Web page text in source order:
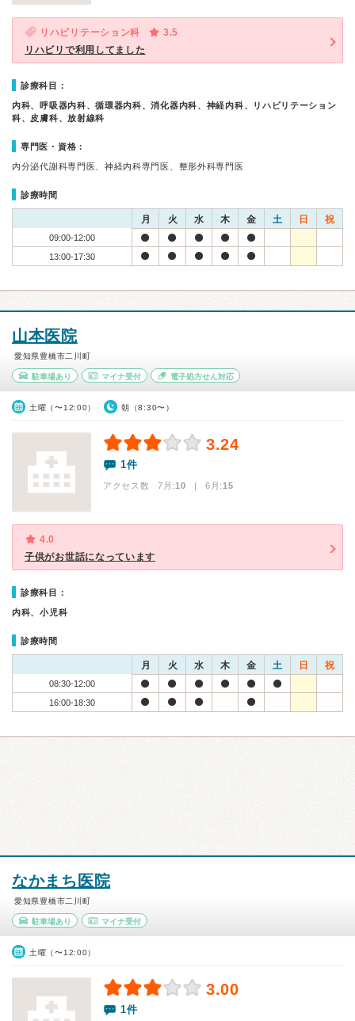
リハビリテーション科
3.5
リハビリで利用してました
診療科目：
内科、呼吸器内科、循環器内科、消化器内科、神経内科、リハビリテーション
科、皮膚科、放射線科
専門医・資格：
内分泌代謝科専門医、神経内科専門医、整形外科専門医
診療時間
月 火 水 木 金 土 日 祝
09:00-12:00
13:00-17:30
山本医院
愛知県豊橋市二川町
駐車場あり マイナ受付 電子処方せん対応
土曜（〜12:00） 朝（8:30〜）
3.24
1件
アクセス数 7月:10 | 6月:15
4.0
子供がお世話になっています
診療科目：
内科、小児科
診療時間
月 火 水 木 金 土 日 祝
08:30-12:00
16:00-18:30
なかまち医院
愛知県豊橋市二川町
駐車場あり マイナ受付
土曜（〜12:00）
3.00
1件